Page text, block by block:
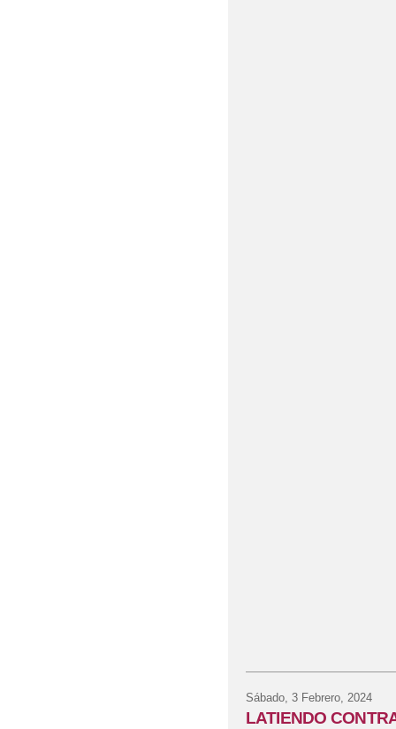
Sábado, 3 Febrero, 2024
LATIENDO